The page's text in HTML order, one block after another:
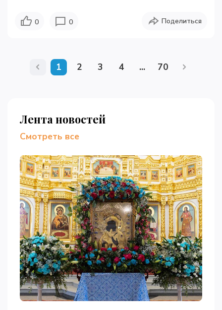
0 0 Поделиться
1 2 3 4 ... 70
Лента новостей
Смотреть все